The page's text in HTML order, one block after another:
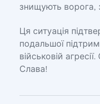
знищують ворога,
Ця ситуація
подальшої
військовій
Слава!